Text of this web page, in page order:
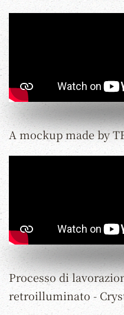
A mockup made by
Processo di
retroilluminato -